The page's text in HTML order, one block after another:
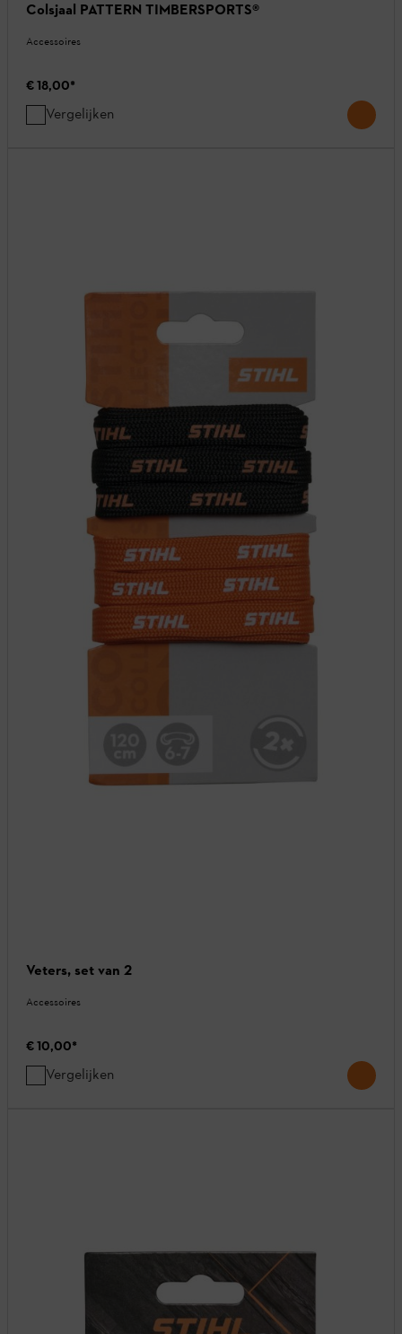
Colsjaal PATTERN TIMBERSPORTS®
Accessoires
€ 18,00*
Vergelijken
Veters, set van 2
Accessoires
€ 10,00*
Vergelijken